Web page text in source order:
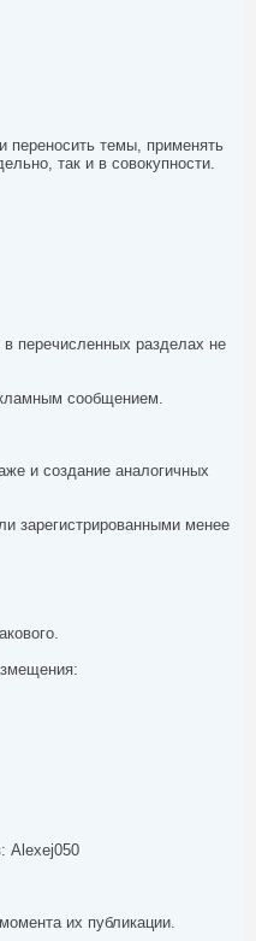
темы, применять
так и в совокупности.
перечисленных разделах не
сообщением.
и создание аналогичных
зарегистрированными менее
Alexej050
их публикации.